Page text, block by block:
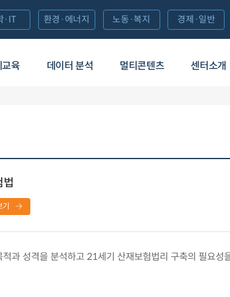
육 데이터 분석 멀티콘텐츠 센터소개
·IT 환경·에너지 노동·복지 경제·일반
법
과 성격을 분석하고 21세기 산재보험법리 구축의 필요성